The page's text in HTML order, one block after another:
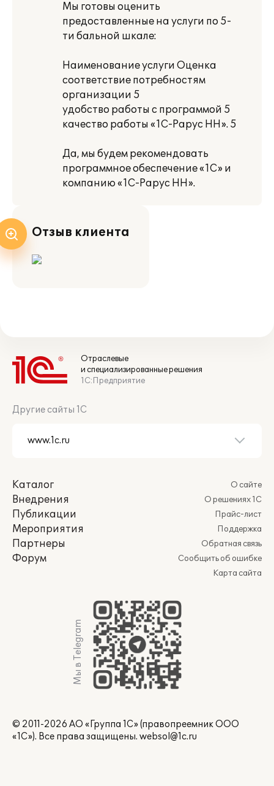
Мы готовы оценить
предоставленные на услуги по 5-
ти бальной шкале:
Наименование услуги Оценка
соответствие потребностям
организации 5
удобство работы с программой 5
качество работы «1С-Рарус НН». 5
Да, мы будем рекомендовать
программное обеспечение «1С» и
компанию «1С-Рарус НН».
Отзыв клиента
Отраслевые
и специализированные решения
1С:Предприятие
Другие сайты 1С
Каталог
Внедрения
Публикации
Мероприятия
Партнеры
Форум
О сайте
О решениях 1С
Прайс-лист
Поддержка
Обратная связь
Сообщить об ошибке
Карта сайта
Мы в Telegram
© 2011-2026 АО «Группа 1С» (правопреемник ООО
«1С»). Все права защищены. websol@1c.ru